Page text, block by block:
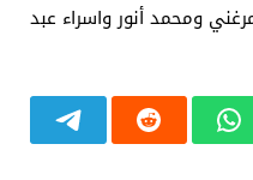
ومحمد أنور واسراء عبد